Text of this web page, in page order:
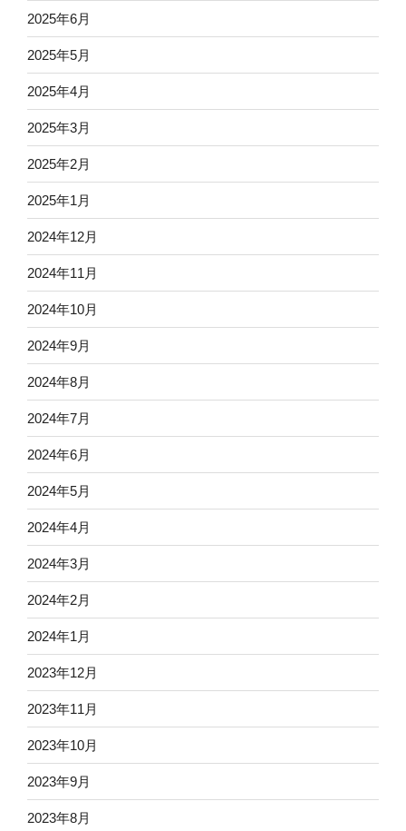
2025年6月
2025年5月
2025年4月
2025年3月
2025年2月
2025年1月
2024年12月
2024年11月
2024年10月
2024年9月
2024年8月
2024年7月
2024年6月
2024年5月
2024年4月
2024年3月
2024年2月
2024年1月
2023年12月
2023年11月
2023年10月
2023年9月
2023年8月